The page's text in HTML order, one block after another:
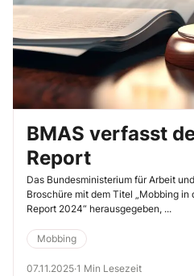
BMAS verfasst
Report
Das Bundesministerium für Arbeit
Broschüre mit dem Titel „Mobbing
Report 2024“ herausgegeben, ...
Mobbing
07.11.2025·1 Min Lesezeit